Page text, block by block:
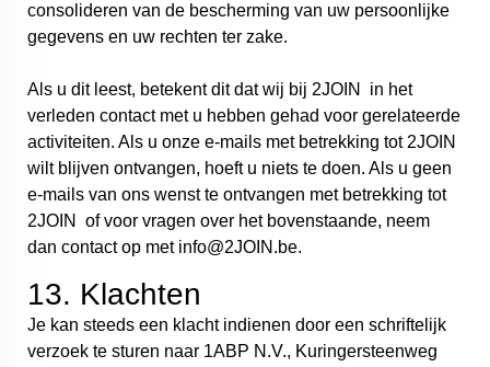
consolideren van de bescherming van uw persoonlijke
gegevens en uw rechten ter zake.
Als u dit leest, betekent dit dat wij bij 2JOIN in het
verleden contact met u hebben gehad voor gerelateerde
activiteiten. Als u onze e-mails met betrekking tot 2JOIN
wilt blijven ontvangen, hoeft u niets te doen. Als u geen
e-mails van ons wenst te ontvangen met betrekking tot
2JOIN of voor vragen over het bovenstaande, neem
dan contact op met info@2JOIN.be.
13. Klachten
Je kan steeds een klacht indienen door een schriftelijk
verzoek te sturen naar 1ABP N.V., Kuringersteenweg